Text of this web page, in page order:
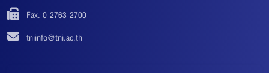
Fax. 0-2763-2700
tniinfo@tni.ac.th